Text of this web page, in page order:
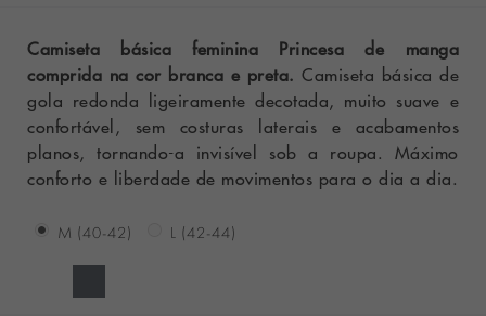
Camiseta básica feminina Princesa de manga
comprida na cor branca e preta. Camiseta básica de
gola redonda ligeiramente decotada, muito suave e
confortável, sem costuras laterais e acabamentos
planos, tornando-a invisível sob a roupa. Máximo
conforto e liberdade de movimentos para o dia a dia.
M (40-42) L (42-44)